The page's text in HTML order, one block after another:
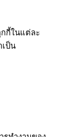
กี้ในแต่ละ
เป็น